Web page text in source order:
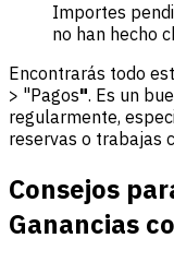
Importes
no han hecho
Encontrarás todo
> "Pagos". Es un
regularmente,
reservas o trabajas
Consejos
Ganancias